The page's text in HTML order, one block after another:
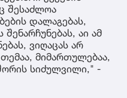
შესაძლოა
დალაგებას,
აი ამ
ვიღაცას არ
მიმართულებაა,
სიძულვილი," -